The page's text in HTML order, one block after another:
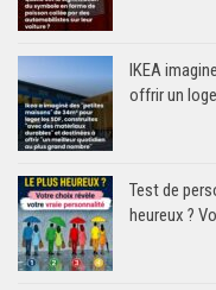
IKEA
offrir un
Test de
heureux ?